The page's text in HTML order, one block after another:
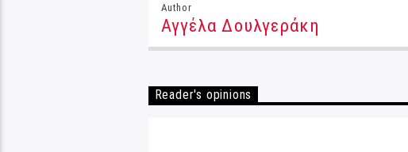
Author
Αγγέλα Δουλγεράκη
Reader's opinions